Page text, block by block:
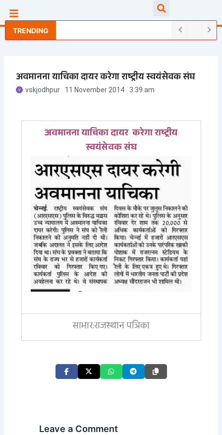
contentTRENDING
अवमानना याचिका दायर करेगा राष्ट्रीय स्वयंसेवक संघ
vskjodhpur 11 November 2014 3:39 am
अवमानना याचिका दायर करेगा राष्ट्रीय
स्वयंसेवक संघ
साभार:राजस्थान पत्रिका
Leave a Comment